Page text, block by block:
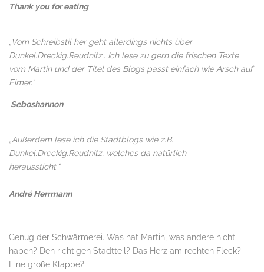
Thank you for eating
„Vom Schreibstil her geht allerdings nichts über
Dunkel.Dreckig.Reudnitz.. Ich lese zu gern die frischen Texte
vom Martin und der Titel des Blogs passt einfach wie Arsch auf
Eimer.“
Seboshannon
„Außerdem lese ich die Stadtblogs wie z.B.
Dunkel.Dreckig.Reudnitz, welches da natürlich
heraussticht.“
André Herrmann
Genug der Schwärmerei. Was hat Martin, was andere nicht
haben? Den richtigen Stadtteil? Das Herz am rechten Fleck?
Eine große Klappe?